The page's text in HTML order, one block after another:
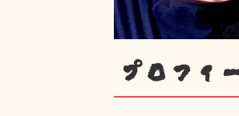
プロフィ